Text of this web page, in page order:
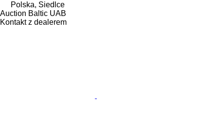
Polska, Siedlce
Auction Baltic UAB
Kontakt z dealerem